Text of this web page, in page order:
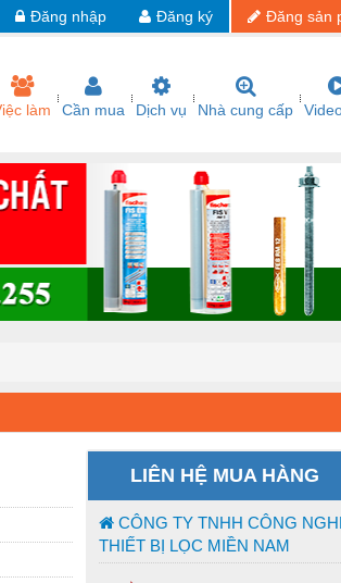
Đăng sản
Đăng ký
Đăng nhập
làm Cần mua Dịch vụ Nhà cung cấp
LIÊN HỆ MUA HÀNG
CÔNG TY TNHH CÔNG
THIẾT BỊ LỌC MIỀN NAM